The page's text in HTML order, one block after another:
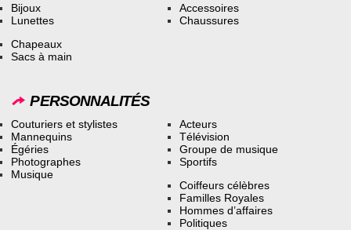
Bijoux
Lunettes
Accessoires
Chaussures
Chapeaux
Sacs à main
PERSONNALITÉS
Couturiers et stylistes
Mannequins
Égéries
Photographes
Musique
Acteurs
Télévision
Groupe de musique
Sportifs
Coiffeurs célèbres
Familles Royales
Hommes d’affaires
Politiques